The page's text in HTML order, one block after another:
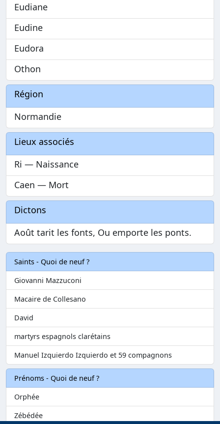
Eudiane
Eudine
Eudora
Othon
Région
Normandie
Lieux associés
Ri — Naissance
Caen — Mort
Dictons
Août tarit les fonts, Ou emporte les ponts.
Saints - Quoi de neuf ?
Giovanni Mazzuconi
Macaire de Collesano
David
martyrs espagnols clarétains
Manuel Izquierdo Izquierdo et 59 compagnons
Prénoms - Quoi de neuf ?
Orphée
Zébédée